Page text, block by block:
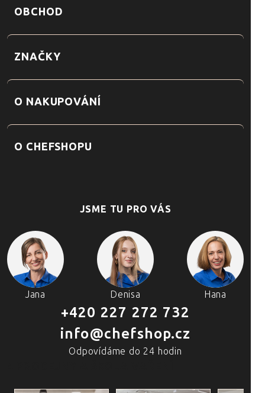
OBCHOD
ZNAČKY
O NAKUPOVÁNÍ
O CHEFSHOPU
JSME TU PRO VÁS
Jana Denisa Hana
+420 227 272 732
info@chefshop.cz
Odpovídáme do 24 hodin